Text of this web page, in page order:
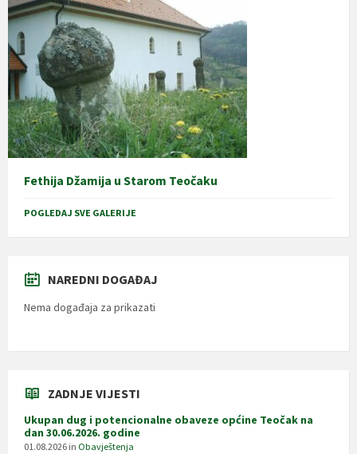
Fethija Džamija u Starom Teočaku
POGLEDAJ SVE GALERIJE
NAREDNI DOGAĐAJ
Nema događaja za prikazati
ZADNJE VIJESTI
Ukupan dug i potencionalne obaveze općine Teočak na
dan 30.06.2026. godine
01.08.2026 in Obavještenja